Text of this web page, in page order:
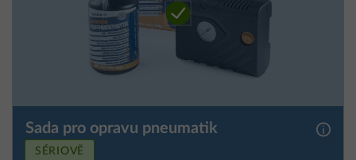
Sada pro opravu pneumatik Další
SÉRIOVĚ